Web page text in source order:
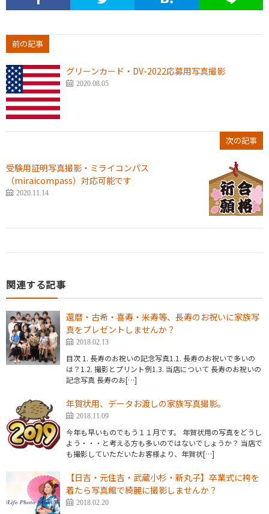
前の記事
グリーンカード・DV-2022応募用写真撮影
2020.08.05
次の記事
受験用証明写真撮影・ミライコンパス
（miraicompass）対応可能です
2020.11.14
関連する記事
還暦・古希・喜寿・米寿等、長寿のお祝いに家族写
真をプレゼントしませんか？
2018.02.13
目次 1. 長寿のお祝いの記念写真1.1. 長寿のお祝いで多いの
は？1.2. 撮影とプリント例1.3. 当店について 長寿のお祝いの
記念写真 長寿のお[…]
年賀状用、データお渡しの家族写真撮影。
2018.11.09
今年も早いものでもう１１月です。 年賀状用の写真をどうし
よう・・・と考える方も多いのではないでしょうか？ 当店で
も撮影していただいたお客様より、年賀状[…]
【日吉・元住吉・武蔵小杉・新丸子】卒業式に袴を
着たら写真館で綺麗に撮影しませんか？
2018.02.20